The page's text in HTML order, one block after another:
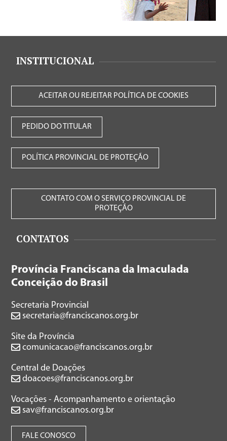
INSTITUCIONAL
ACEITAR OU REJEITAR POLÍTICA DE COOKIES
PEDIDO DO TITULAR
POLÍTICA PROVINCIAL DE PROTEÇÃO
CONTATO COM O SERVIÇO PROVINCIAL DE
PROTEÇÃO
CONTATOS
Província Franciscana da Imaculada
Conceição do Brasil
Secretaria Provincial
secretaria@franciscanos.org.br
Site da Província
comunicacao@franciscanos.org.br
Central de Doações
doacoes@franciscanos.org.br
Vocações - Acompanhamento e orientação
sav@franciscanos.org.br
FALE CONOSCO